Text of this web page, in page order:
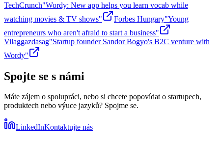
TechCrunch"Wordy: New app helps you learn vocab while
watching movies & TV shows"
Forbes Hungary"Young
entrepreneurs who aren't afraid to start a business"
Vilaggazdasag"Startup founder Sandor Bogyo's B2C venture with
Wordy"
Spojte se s námi
Máte zájem o spolupráci, nebo si chcete popovídat o startupech,
produktech nebo výuce jazyků? Spojme se.
LinkedInKontaktujte nás